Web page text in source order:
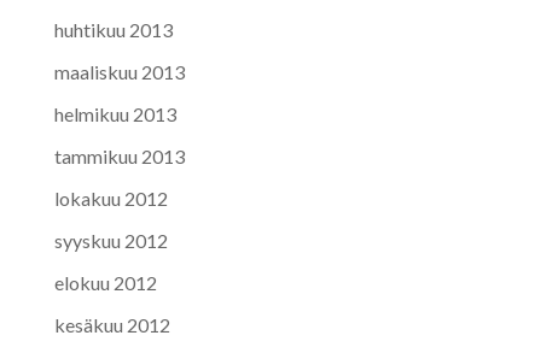
huhtikuu 2013
maaliskuu 2013
helmikuu 2013
tammikuu 2013
lokakuu 2012
syyskuu 2012
elokuu 2012
kesäkuu 2012